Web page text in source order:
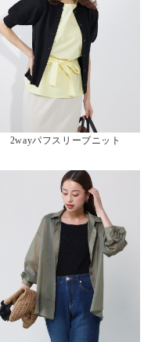
2wayパフスリーブニット